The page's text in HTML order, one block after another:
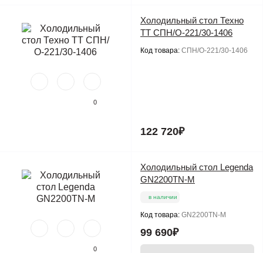
0
Холодильный стол Техно
ТТ СПН/О-221/30-1406
Код товара: СПН/О-221/30-1406
122 720₽
0
Холодильный стол Legenda
GN2200TN-M
в наличии
Код товара: GN2200TN-M
99 690₽